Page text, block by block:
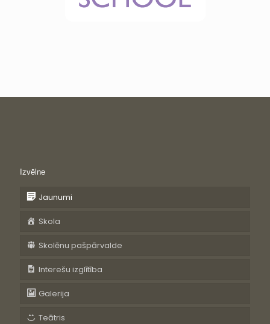
Izvēlne
Jaunumi
Skola
Skolēnu pašpārvalde
Interešu izglītība
Galerija
Teātris